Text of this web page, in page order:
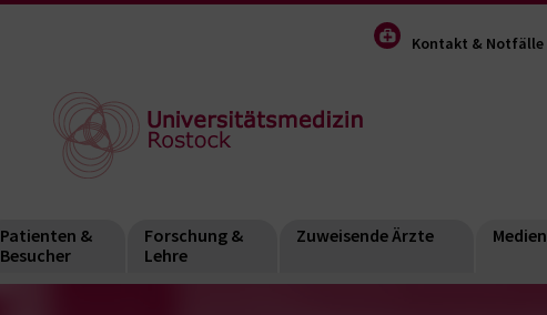
Kontakt & Notfälle
Patienten &
Besucher
Forschung &
Lehre
Zuweisende Ärzte Medien